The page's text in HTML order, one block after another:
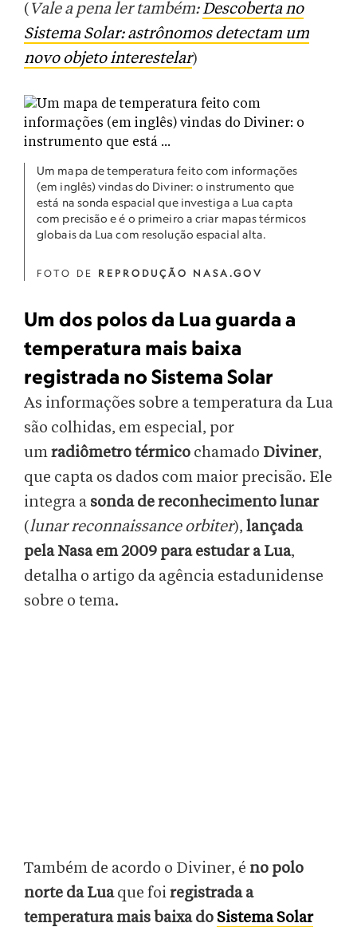
( Vale a pena ler também:Descoberta no
Sistema Solar: astrônomos detectam um
novo objeto interestelar)
Um mapa de temperatura feito com informações
(em inglês) vindas do Diviner: o instrumento que
está na sonda espacial que investiga a Lua capta
com precisão e é o primeiro a criar mapas térmicos
globais da Lua com resolução espacial alta.
FOTO DE REPRODUÇÃO NASA.GOV
Um dos polos da Lua guarda a
temperatura mais baixa
registrada no Sistema Solar
As informações sobre a temperatura da Lua
são colhidas, em especial, por
umradiômetro térmico chamado Diviner,
que capta os dados com maior precisão. Ele
integra a sonda de reconhecimento lunar
(lunar reconnaissance orbiter), lançada
pela Nasa em 2009 para estudar a Lua,
detalha o artigo da agência estadunidense
sobre o tema.
Também de acordo o Diviner, é no polo
norte da Luaque foiregistrada a
temperatura mais baixa do Sistema Solar